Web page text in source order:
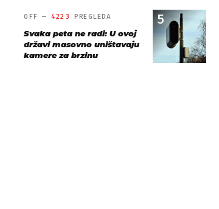
5
OFF —4223 PREGLEDA
Svaka peta ne radi: U ovoj
državi masovno uništavaju
kamere za brzinu